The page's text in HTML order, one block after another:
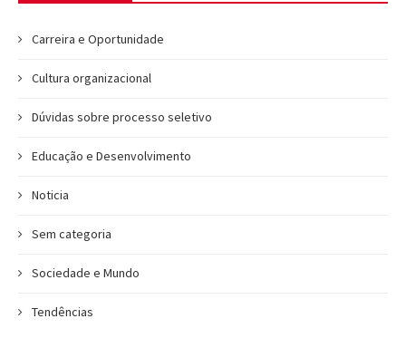
Carreira e Oportunidade
Cultura organizacional
Dúvidas sobre processo seletivo
Educação e Desenvolvimento
Noticia
Sem categoria
Sociedade e Mundo
Tendências